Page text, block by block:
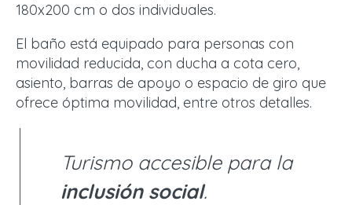
180x200 cm o dos individuales.
El baño está equipado para personas con
movilidad reducida, con ducha a cota cero,
asiento, barras de apoyo o espacio de giro que
ofrece óptima movilidad, entre otros detalles.
Turismo accesible para la
inclusión social.